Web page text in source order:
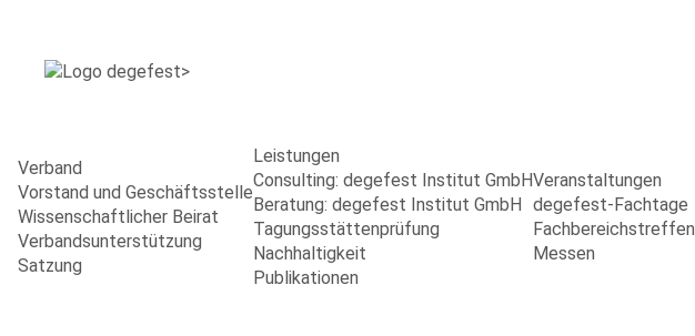
Verband
Vorstand und Geschäftsstelle
Wissenschaftlicher Beirat
Verbandsunterstützung
Satzung
Leistungen
Consulting: degefest Institut GmbH
Beratung: degefest Institut GmbH
Tagungsstättenprüfung
Nachhaltigkeit
Publikationen
Veranstaltungen
degefest-Fachtage
Fachbereichstreffen
Messen